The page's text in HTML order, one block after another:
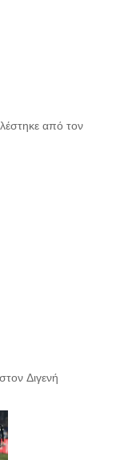
από τον
Διγενή